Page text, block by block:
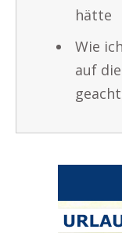
hätte
Wie
auf